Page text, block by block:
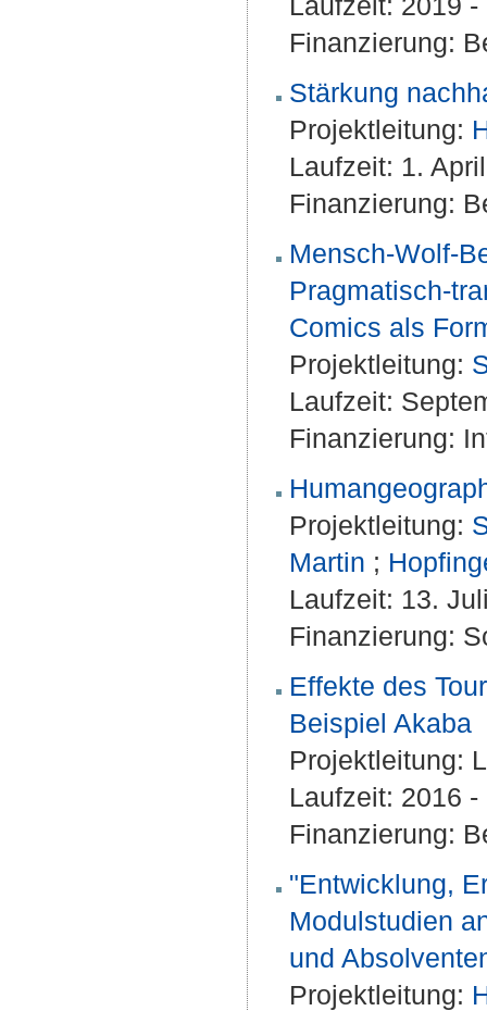
Finanzierung:
Stärkung
Projektleitung:
Laufzeit: 1.
Finanzierung:
Mensch-Wolf-
Pragmatisch-
Comics als
Projektleitung:
Laufzeit:
Finanzierung:
Projektleitung:
Martin ;
Laufzeit: 13.
Finanzierung:
Effekte des
Beispiel Akaba
Projektleitung:
Laufzeit: 2016
Finanzierung:
"Entwicklung,
Modulstudien
und
Projektleitung: